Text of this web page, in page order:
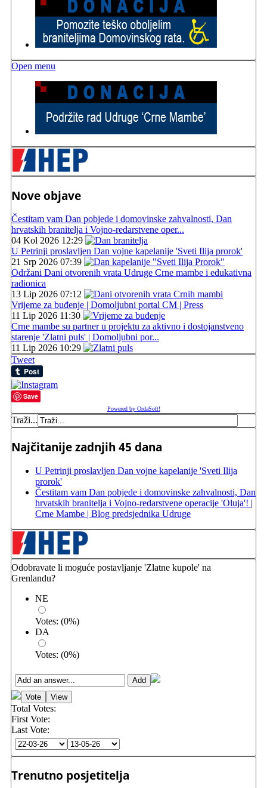
Open menu
Nove objave
Čestitam vam Dan pobjede i domovinske zahvalnosti, Dan
hrvatskih branitelja i Vojno-redarstvene oper...
04 Kol 2026 12:29
U Petrinji proslavljen Dan vojne kapelanije 'Sveti Ilija prorok'
21 Srp 2026 07:39
Održani Dani otvorenih vrata Udruge Crne mambe i edukativna
radionica
13 Lip 2026 07:12
Vrijeme za buđenje | Domoljubni portal CM | Press
11 Lip 2026 11:30
Crne mambe su partner u projektu za aktivno i dostojanstveno
starenje 'Zlatni puls' | Domoljubni por...
11 Lip 2026 10:29
Tweet
Save
Powered by OrdaSoft!
Traži...
Najčitanije zadnjih 45 dana
U Petrinji proslavljen Dan vojne kapelanije 'Sveti Ilija
prorok'
Čestitam vam Dan pobjede i domovinske zahvalnosti, Dan
hrvatskih branitelja i Vojno-redarstvene operacije 'Oluja'! |
Crne Mambe | Blog predsjednika Udruge
Odobravate li moguće postavljanje 'Zlatne kupole' na
Grenlandu?
NE
Votes: (0%)
DA
Votes: (0%)
Total Votes:
First Vote:
Last Vote:
Trenutno posjetitelja